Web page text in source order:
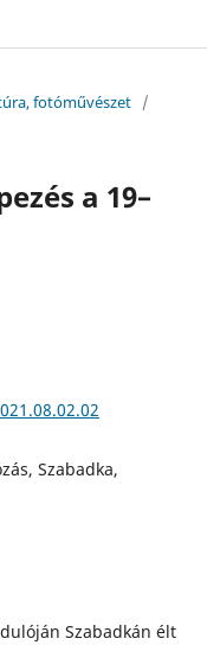
fotóművészet /
a 19–
Szabadka,
Szabadkán élt